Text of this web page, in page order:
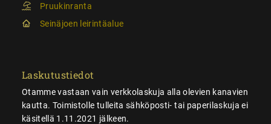
Pruukinranta
Seinäjoen leirintäalue
Laskutustiedot
Otamme vastaan vain verkkolaskuja alla olevien kanavien
kautta. Toimistolle tulleita sähköposti- tai paperilaskuja ei
käsitellä 1.11.2021 jälkeen.